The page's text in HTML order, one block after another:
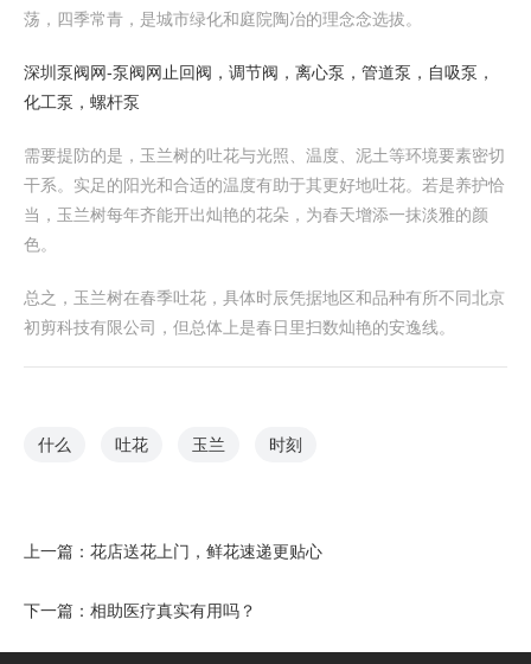
荡，四季常青，是城市绿化和庭院陶冶的理念念选拔。
深圳泵阀网-泵阀网止回阀，调节阀，离心泵，管道泵，自吸泵，
化工泵，螺杆泵
需要提防的是，玉兰树的吐花与光照、温度、泥土等环境要素密切
干系。实足的阳光和合适的温度有助于其更好地吐花。若是养护恰
当，玉兰树每年齐能开出灿艳的花朵，为春天增添一抹淡雅的颜
色。
总之，玉兰树在春季吐花，具体时辰凭据地区和品种有所不同北京
初剪科技有限公司，但总体上是春日里扫数灿艳的安逸线。
什么 吐花 玉兰 时刻
上一篇： 花店送花上门，鲜花速递更贴心
下一篇： 相助医疗真实有用吗？